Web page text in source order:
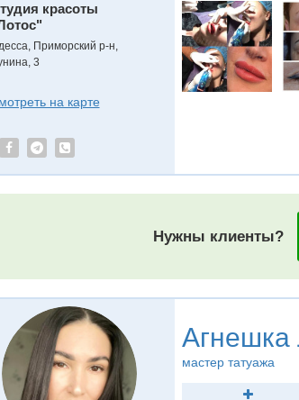
красоты
Приморский р-н,
3
на карте
Нужны клиенты?
Агнешка
мастер татуажа